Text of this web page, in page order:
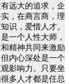
远大的追求，企
，在商言商，理
识，爱惜人才。
一个人性大师，
精神共同来激励
内心深处是一个
影响力。只要坐
多人才都是任总